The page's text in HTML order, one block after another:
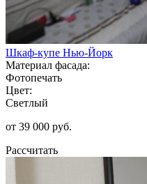
Шкаф-купе Нью-Йорк
Материал фасада:
Фотопечать
Цвет:
Светлый
от 39 000 руб.
Рассчитать